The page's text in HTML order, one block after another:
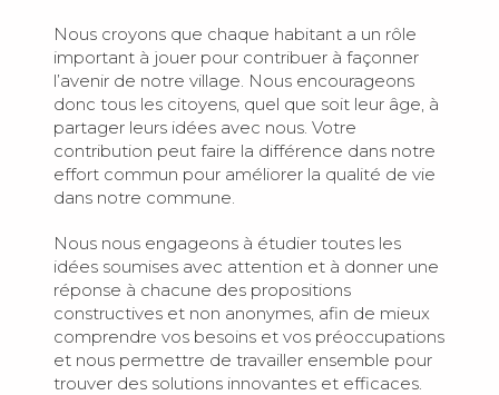
Nous croyons que chaque habitant a un rôle
important à jouer pour contribuer à façonner
l’avenir de notre village. Nous encourageons
donc tous les citoyens, quel que soit leur âge, à
partager leurs idées avec nous. Votre
contribution peut faire la différence dans notre
effort commun pour améliorer la qualité de vie
dans notre commune.
Nous nous engageons à étudier toutes les
idées soumises avec attention et à donner une
réponse à chacune des propositions
constructives et non anonymes, afin de mieux
comprendre vos besoins et vos préoccupations
et nous permettre de travailler ensemble pour
trouver des solutions innovantes et efficaces.